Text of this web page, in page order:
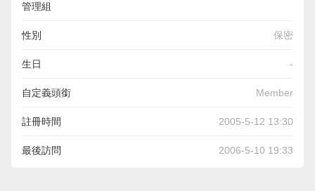
管理組
性別 保密
生日 -
自定義頭銜 Member
註冊時間 2005-5-12 13:30
最後訪問 2006-5-10 19:33